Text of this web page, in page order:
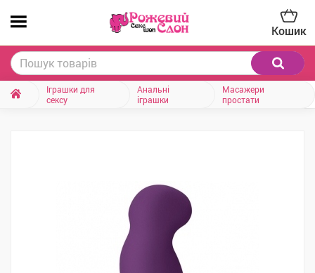
Кошик
Іграшки для
сексу
Анальні
іграшки
Масажери
простати